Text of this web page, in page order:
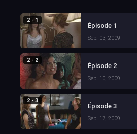
2 - 1
Épisode 1
Sep. 03, 2009
2 - 2
Épisode 2
Sep. 10, 2009
2 - 3
Épisode 3
Sep. 17, 2009